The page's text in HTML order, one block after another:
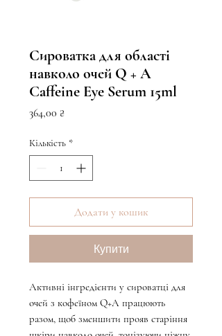
Сироватка для області
навколо очей Q + A
Caffeine Eye Serum 15ml
364,00 ₴
Кількість *
Додати у кошик
Купити
Активні інгредієнти у сироватці для
очей з кофеїном Q+A працюють
разом, щоб зменшити прояв старіння